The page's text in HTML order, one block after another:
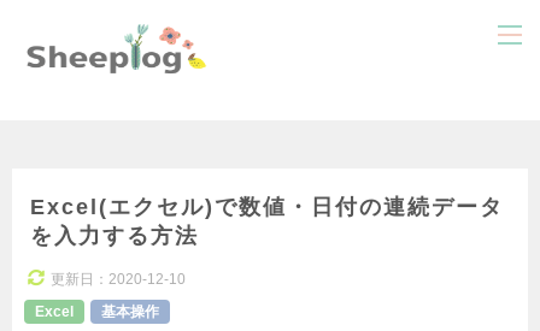
Excel(エクセル)で数値・日付の連続データ
を入力する方法
更新日： 2020-12-10
Excel
基本操作